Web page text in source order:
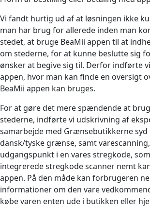
Vi fandt hurtig ud af at løsningen ikke
man har brug for allerede inden man
stedet, at bruge BeaMii appen til at
om stederne, for at kunne beslutte sig
ønsker at begive sig til. Derfor indførte
appen, hvor man kan finde en oversigt
BeaMii appen kan bruges.
For at gøre det mere spændende at
stederne, indførte vi udskrivning af
samarbejde med Grænsebutikkerne syd
dansk/tyske grænse, samt
udgangspunkt i en vares stregkode,
integrerede stregkode scanner nemt
appen. På den måde kan forbrugeren
informationer om den vare
købe varen enten ude i butikken eller